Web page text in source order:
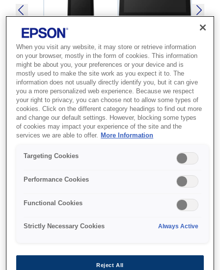
SKU: A61CH62101
Epson DM-D70 (101):
USB Customer Display,
White
תצוגת לקוח מסוגננת וקלה לשימוש עם
התקנה פשוטה
עיצוב מסוגנן
התקנה ושימוש קלים
When you visit any website, it may store or retrieve information
on your browser, mostly in the form of cookies. This information
might be about you, your preferences or your device and is
mostly used to make the site work as you expect it to. The
information does not usually directly identify you, but it can give
you a more personalized web experience. Because we respect
your right to privacy, you can choose not to allow some types of
cookies. Click on the different category headings to find out more
and change our default settings. However, blocking some types
of cookies may impact your experience of the site and the
services we are able to offer.
More Information
Targeting Cookies
Performance Cookies
Functional Cookies
Strictly Necessary Cookies Always Active
Reject All